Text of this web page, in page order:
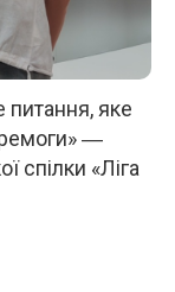
питання, яке
―
спілки «Ліга